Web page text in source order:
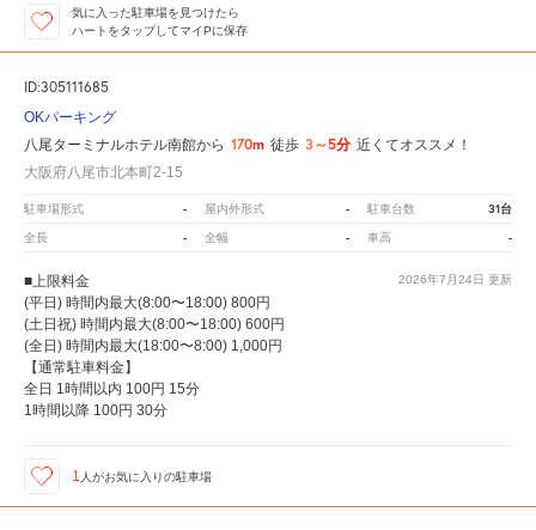
気に入った駐車場を見つけたら
ハートをタップしてマイPに保存
ID:305111685
OKパーキング
八尾ターミナルホテル南館から 170m 徒歩 3～5分 近くてオススメ！
大阪府八尾市北本町2-15
駐車場形式 - 屋内外形式 - 駐車台数 31台
全長 - 全幅 - 車高 -
2026年7月24日 更新
■上限料金
(平日) 時間内最大(8:00〜18:00) 800円
(土日祝) 時間内最大(8:00〜18:00) 600円
(全日) 時間内最大(18:00〜8:00) 1,000円
【通常駐車料金】
全日 1時間以内 100円 15分
1時間以降 100円 30分
1 人がお気に入りの駐車場